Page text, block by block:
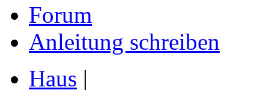
Forum
Anleitung schreiben
Haus |